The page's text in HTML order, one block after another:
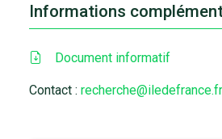
Informations
Document informatif
Contact : recherche@iledefrance.fr